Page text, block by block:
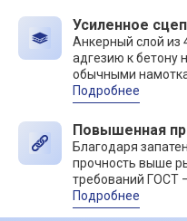
Усиленное
Анкерный слой из
адгезию к бетону
обычными
Подробнее
Повышенная
Благодаря
прочность выше
требований ГОСТ
Подробнее